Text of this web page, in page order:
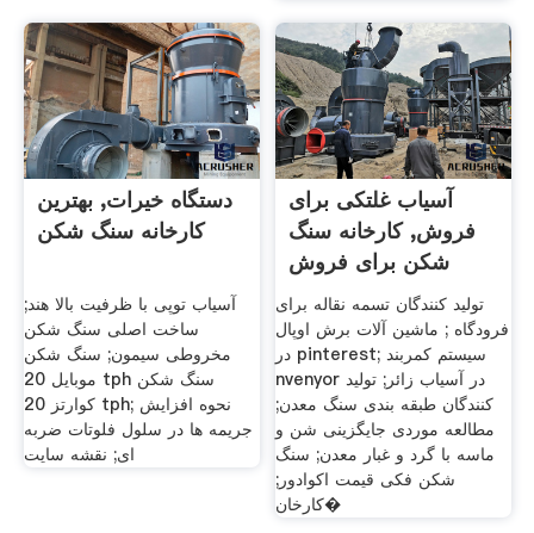
دستگاه خیرات, بهترین
کارخانه سنگ شکن
آسیاب توپی با ظرفیت بالا هند;
ساخت اصلی سنگ شکن
مخروطی سیمون; سنگ شکن
موبایل 20 tph سنگ شکن
کوارتز 20 tph; نحوه افزایش
جریمه ها در سلول فلوتات ضربه
ای; نقشه سایت
آسیاب غلتکی برای
فروش, کارخانه سنگ
شکن برای فروش
تولید کنندگان تسمه نقاله برای
فرودگاه ; ماشین آلات برش اوپال
در pinterest; سیستم کمربند
nvenyor در آسیاب زائر; تولید
کنندگان طبقه بندی سنگ معدن;
مطالعه موردی جایگزینی شن و
ماسه با گرد و غبار معدن; سنگ
شکن فکی قیمت اکوادور;
کارخان�